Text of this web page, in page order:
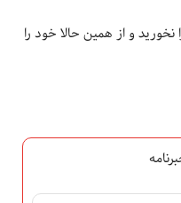
نخورید و از همین حالا خود را